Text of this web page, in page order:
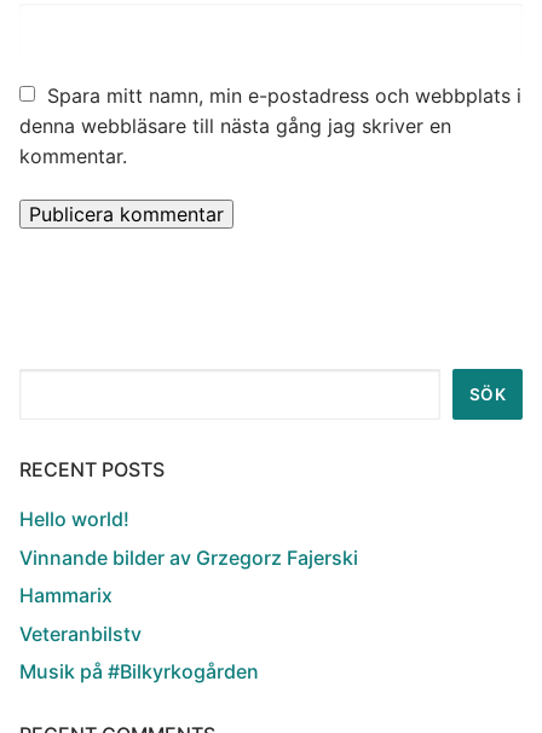
Spara mitt namn, min e-postadress och webbplats i
denna webbläsare till nästa gång jag skriver en
kommentar.
SÖK
RECENT POSTS
Hello world!
Vinnande bilder av Grzegorz Fajerski
Hammarix
Veteranbilstv
Musik på #Bilkyrkogården